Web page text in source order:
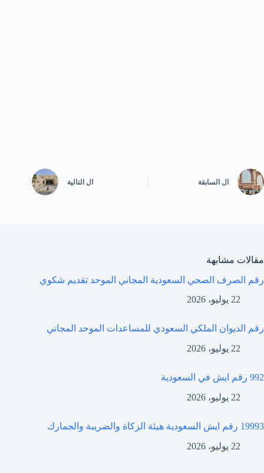
ال السابقة ال التالية
مقالات مشابهة
رقم الصرف الصحي السعودية المجاني الموحد تقديم شكوي
22 يوليو، 2026
رقم الديوان الملكي السعودي للمساعدات الموحد المجاني
22 يوليو، 2026
992 رقم ايش في السعودية
22 يوليو، 2026
19993 رقم ايش السعودية هيئة الزكاة والضريبة والجمارك
22 يوليو، 2026